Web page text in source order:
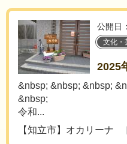
公開日
文化・
2025
&nbsp; &nbsp; &nbsp;
&nbsp;
令和...
【知立市】オカリーナ